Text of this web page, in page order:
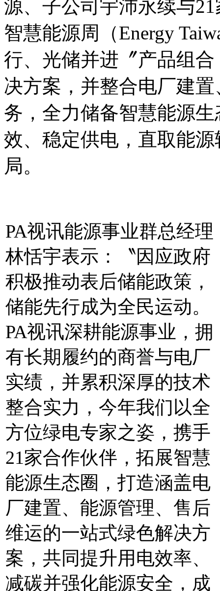
源、子公司宇沛永续与
智慧能源周（Energy
行、光储并进〞产品组
决方案，并整合电厂建
务，全力储备智慧能源生
效、稳定供电，直取
局。
PA视讯能源事业群总经理
林恬宇表示：〝因应政府
积极推动表后储能政策，
储能先行成为全民运动。
PA视讯深耕能源事业，拥
有长期履约的商誉与电厂
实绩，并累积深厚的技术
整合实力，今年我们以全
方位绿电专家之姿，携手
21家合作伙伴，拓展智慧
能源生态圈，打造涵盖电
厂建置、能源管理、售后
维运的一站式绿色解决方
案，共同提升用电效率、
减碳并强化能源安全，成